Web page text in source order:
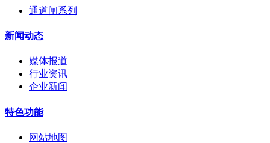
通道闸系列
新闻动态
媒体报道
行业资讯
企业新闻
特色功能
网站地图